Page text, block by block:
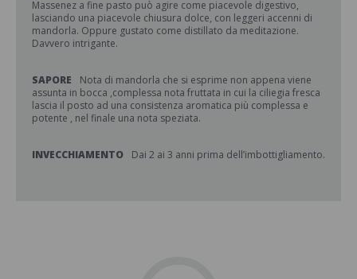
Massenez a fine pasto può agire come piacevole digestivo,
lasciando una piacevole chiusura dolce, con leggeri accenni di
mandorla. Oppure gustato come distillato da meditazione.
Davvero intrigante.
SAPORE
Nota di mandorla che si esprime non appena viene
assunta in bocca ,complessa nota fruttata in cui la ciliegia fresca
lascia il posto ad una consistenza aromatica più complessa e
potente , nel finale una nota speziata.
INVECCHIAMENTO Dai 2 ai 3 anni prima dell’imbottigliamento.